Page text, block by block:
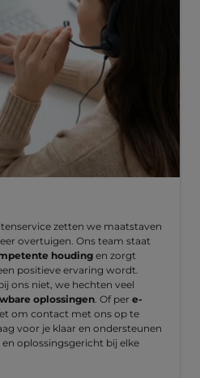
zetten we maatstaven
overtuigen. Ons team staat
houding en zorgt
positieve ervaring wordt.
ons niet, we hechten veel
oplossingen . Of per e-
om contact met ons op te
voor je klaar en ondersteunen
oplossingsgericht bij elke